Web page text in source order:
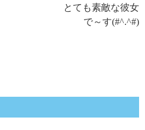
とても素敵な彼女
で～す(#^.^#)